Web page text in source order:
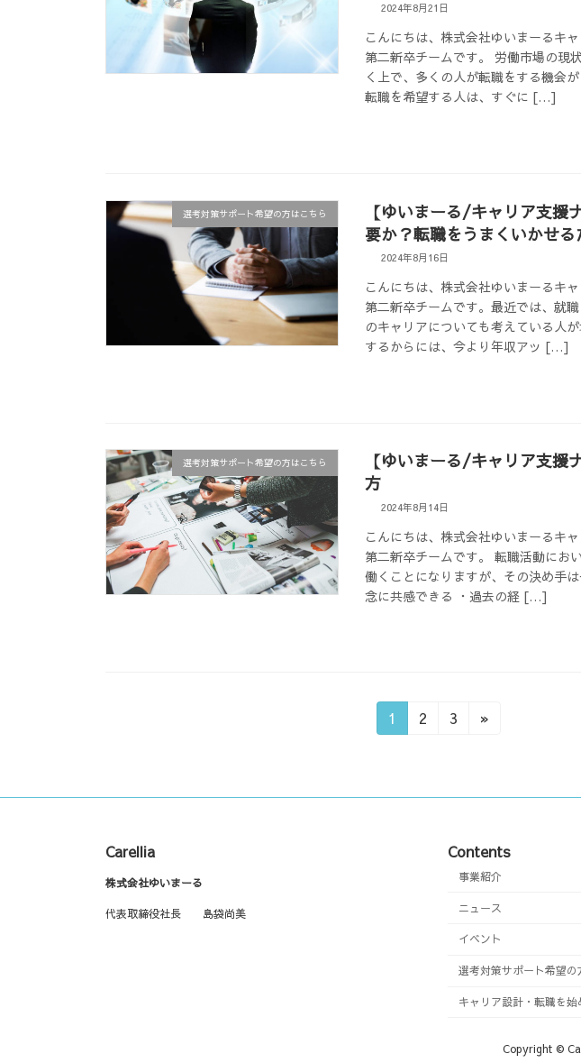
2024年8月21日
こんにちは、株式会社ゆいまーるキ
第二新卒チームです。 労働市場の現
く上で、多くの人が転職をする機会
転職を希望する人は、すぐに […]
選考対策サポート希望の方はこちら
【ゆいまーる/キャリア支援
要か？転職をうまくいかせ
2024年8月16日
こんにちは、株式会社ゆいまーるキ
第二新卒チームです。最近では、就
のキャリアについても考えている人
するからには、今より年収アッ […]
選考対策サポート希望の方はこちら
【ゆいまーる/キャリア支援
方
2024年8月14日
こんにちは、株式会社ゆいまーるキ
第二新卒チームです。 転職活動にお
働くことになりますが、その決め手
念に共感できる ・過去の経 […]
の
ー
ジ
送
固
定
ジ
1
固
ジ
2
固
ジ
3 »
Carellia
株式会社ゆいまーる
代表取締役社長 島袋尚美
Contents
事業紹介
ニュース
イベント
選考対策サポート希望の
キャリア設計・転職を始
Copyright ©